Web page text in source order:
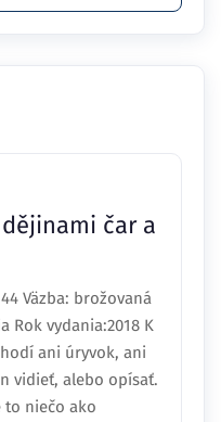
čar a
Väzba: brožovaná
Rok vydania:2018 K
ani úryvok, ani
vidieť, alebo opísať.
to niečo ako